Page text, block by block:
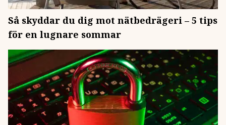
Så skyddar du dig mot nätbedrägeri – 5 tips
för en lugnare sommar